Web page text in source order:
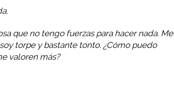
que no tengo fuerzas para hacer nada. Me
torpe y bastante tonto. ¿Cómo puedo
valoren más?